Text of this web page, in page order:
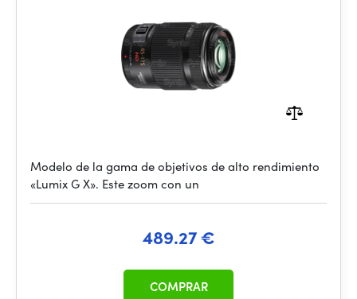
Modelo de la gama de objetivos de alto rendimiento
«Lumix G X». Este zoom con un
489.27 €
COMPRAR